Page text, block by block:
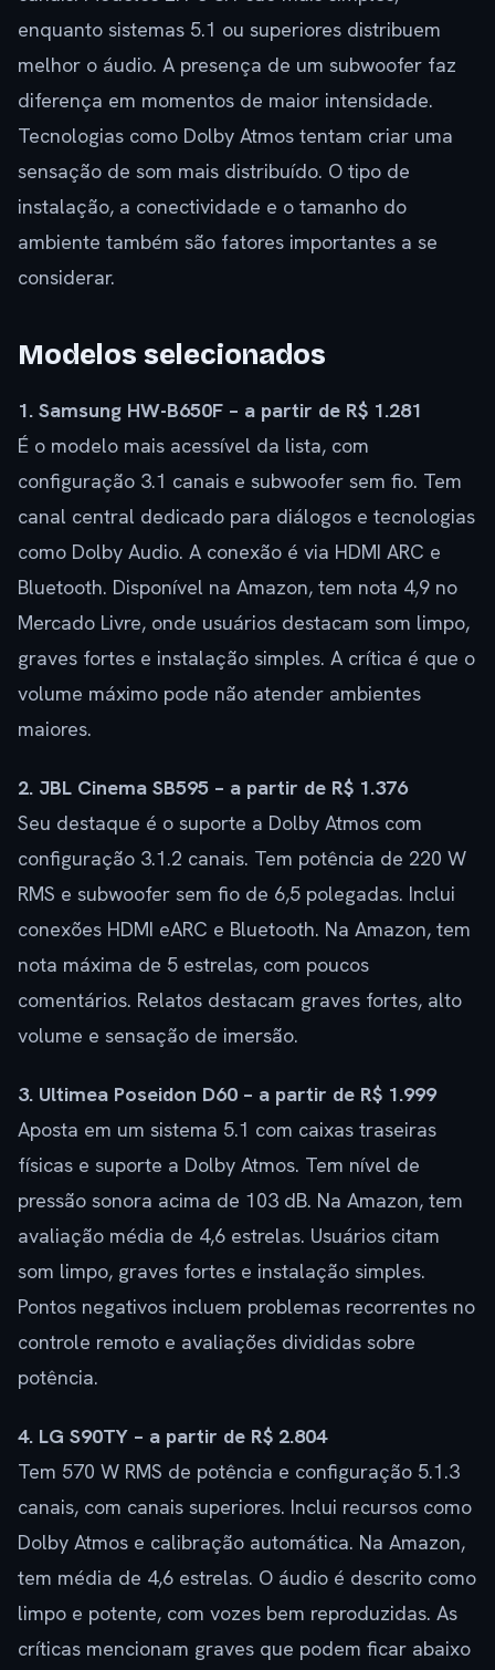
enquanto sistemas 5.1 ou superiores distribuem
melhor o áudio. A presença de um subwoofer faz
diferença em momentos de maior intensidade.
Tecnologias como Dolby Atmos tentam criar uma
sensação de som mais distribuído. O tipo de
instalação, a conectividade e o tamanho do
ambiente também são fatores importantes a se
considerar.
Modelos selecionados
1. Samsung HW-B650F – a partir de R$ 1.281
É o modelo mais acessível da lista, com
configuração 3.1 canais e subwoofer sem fio. Tem
canal central dedicado para diálogos e tecnologias
como Dolby Audio. A conexão é via HDMI ARC e
Bluetooth. Disponível na Amazon, tem nota 4,9 no
Mercado Livre, onde usuários destacam som limpo,
graves fortes e instalação simples. A crítica é que o
volume máximo pode não atender ambientes
maiores.
2. JBL Cinema SB595 – a partir de R$ 1.376
Seu destaque é o suporte a Dolby Atmos com
configuração 3.1.2 canais. Tem potência de 220 W
RMS e subwoofer sem fio de 6,5 polegadas. Inclui
conexões HDMI eARC e Bluetooth. Na Amazon, tem
nota máxima de 5 estrelas, com poucos
comentários. Relatos destacam graves fortes, alto
volume e sensação de imersão.
3. Ultimea Poseidon D60 – a partir de R$ 1.999
Aposta em um sistema 5.1 com caixas traseiras
físicas e suporte a Dolby Atmos. Tem nível de
pressão sonora acima de 103 dB. Na Amazon, tem
avaliação média de 4,6 estrelas. Usuários citam
som limpo, graves fortes e instalação simples.
Pontos negativos incluem problemas recorrentes no
controle remoto e avaliações divididas sobre
potência.
4. LG S90TY – a partir de R$ 2.804
Tem 570 W RMS de potência e configuração 5.1.3
canais, com canais superiores. Inclui recursos como
Dolby Atmos e calibração automática. Na Amazon,
tem média de 4,6 estrelas. O áudio é descrito como
limpo e potente, com vozes bem reproduzidas. As
críticas mencionam graves que podem ficar abaixo